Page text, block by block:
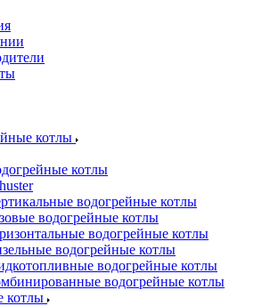
котлы
котлы
водогрейные котлы
водогрейные котлы
водогрейные котлы
водогрейные котлы
водогрейные котлы
водогрейные котлы
котлы